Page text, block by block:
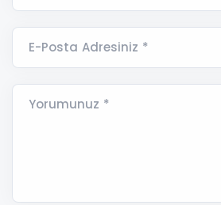
E-Posta Adresiniz *
Yorumunuz *